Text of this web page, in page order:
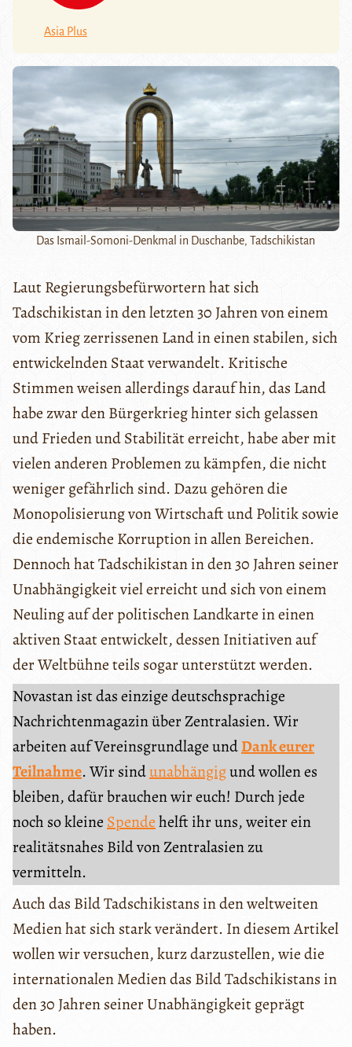
Asia Plus
Das Ismail-Somoni-Denkmal in Duschanbe, Tadschikistan
Laut Regierungsbefürwortern hat sich
Tadschikistan in den letzten 30 Jahren von einem
vom Krieg zerrissenen Land in einen stabilen, sich
entwickelnden Staat verwandelt. Kritische
Stimmen weisen allerdings darauf hin, das Land
habe zwar den Bürgerkrieg hinter sich gelassen
und Frieden und Stabilität erreicht, habe aber mit
vielen anderen Problemen zu kämpfen, die nicht
weniger gefährlich sind. Dazu gehören die
Monopolisierung von Wirtschaft und Politik sowie
die endemische Korruption in allen Bereichen.
Dennoch hat Tadschikistan in den 30 Jahren seiner
Unabhängigkeit viel erreicht und sich von einem
Neuling auf der politischen Landkarte in einen
aktiven Staat entwickelt, dessen Initiativen auf
der Weltbühne teils sogar unterstützt werden.
Novastan ist das einzige deutschsprachige
Nachrichtenmagazin über Zentralasien. Wir
arbeiten auf Vereinsgrundlage undDank eurer
Teilnahme. Wir sindunabhängigund wollen es
bleiben, dafür brauchen wir euch! Durch jede
noch so kleine Spendehelft ihr uns, weiter ein
realitätsnahes Bild von Zentralasien zu
vermitteln.
Auch das Bild Tadschikistans in den weltweiten
Medien hat sich stark verändert. In diesem Artikel
wollen wir versuchen, kurz darzustellen, wie die
internationalen Medien das Bild Tadschikistans in
den 30 Jahren seiner Unabhängigkeit geprägt
haben.